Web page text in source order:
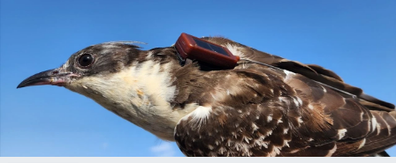
Resmi İlanlar
Rüya Tabirleri